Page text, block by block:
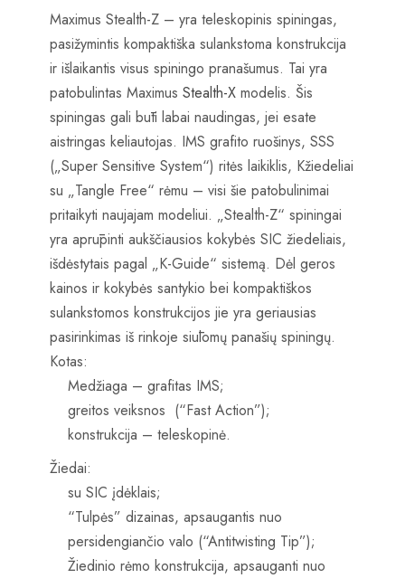
Maximus Stealth-Z – yra teleskopinis spiningas,
pasižymintis kompaktiška sulankstoma konstrukcija
ir išlaikantis visus spiningo pranašumus. Tai yra
patobulintas Maximus Stealth-X modelis. Šis
spiningas gali būti labai naudingas, jei esate
aistringas keliautojas. IMS grafito ruošinys, SSS
(„Super Sensitive System“) ritės laikiklis, Kžiedeliai
su „Tangle Free“ rėmu – visi šie patobulinimai
pritaikyti naujajam modeliui. „Stealth-Z“ spiningai
yra aprūpinti aukščiausios kokybės SIC žiedeliais,
išdėstytais pagal „K-Guide“ sistemą. Dėl geros
kainos ir kokybės santykio bei kompaktiškos
sulankstomos konstrukcijos jie yra geriausias
pasirinkimas iš rinkoje siūlomų panašių spiningų.
Kotas:
Medžiaga – grafitas IMS;
greitos veiksnos (“Fast Action”);
konstrukcija – teleskopinė.
Žiedai:
su SIC įdėklais;
“Tulpės” dizainas, apsaugantis nuo
persidengiančio valo (“Antitwisting Tip”);
Žiedinio rėmo konstrukcija, apsauganti nuo